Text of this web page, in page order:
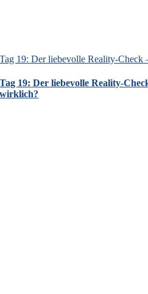
Tag 19: Der liebevolle Reality-Check
Tag 19: Der liebevolle Reality-
wirklich?